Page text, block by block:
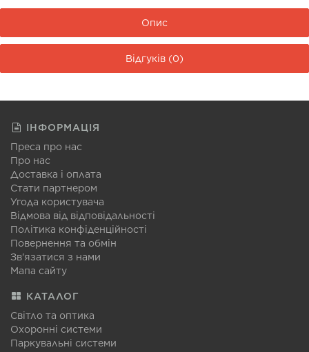
Опис
Відгуків (0)
ІНФОРМАЦІЯ
Преса про нас
Про нас
Доставка і оплата
Стати партнером
Угода користувача
Відмова від відповідальності
Політика конфіденційності
Повернення та обмін
Зв'язатися з нами
Мапа сайту
КАТАЛОГ
Світло та оптика
Охоронні системи
Паркувальні системи